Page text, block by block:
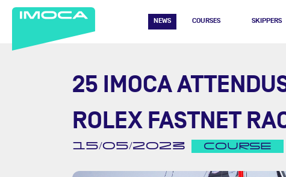
NEWS COURSES SKIPPERS
25 IMOCA
ROLEX FASTNET
15/05/2023 COURSE